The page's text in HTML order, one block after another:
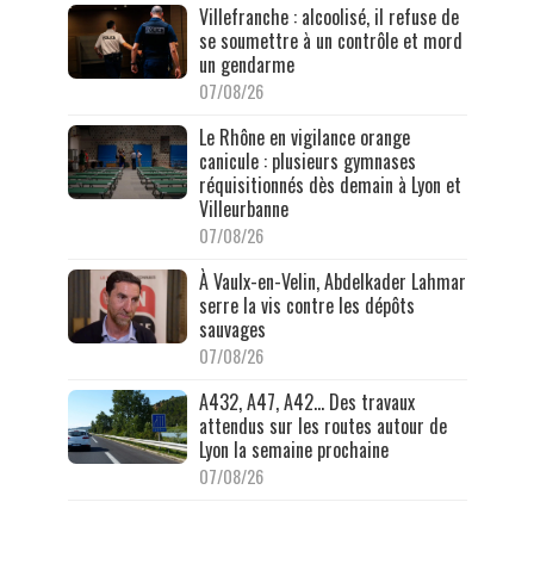
Villefranche : alcoolisé, il refuse de
se soumettre à un contrôle et mord
un gendarme
07/08/26
Le Rhône en vigilance orange
canicule : plusieurs gymnases
réquisitionnés dès demain à Lyon et
Villeurbanne
07/08/26
À Vaulx-en-Velin, Abdelkader Lahmar
serre la vis contre les dépôts
sauvages
07/08/26
A432, A47, A42… Des travaux
attendus sur les routes autour de
Lyon la semaine prochaine
07/08/26